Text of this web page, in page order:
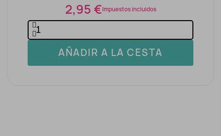
2,95 €Impuestos incluidos
AÑADIR A LA CESTA